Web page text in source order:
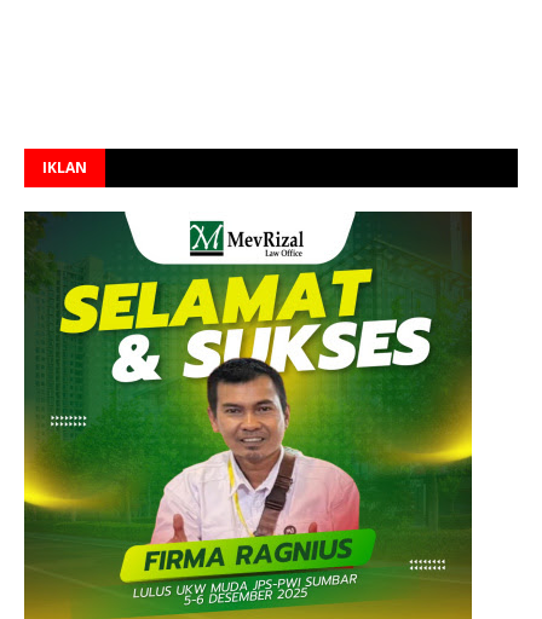
IKLAN